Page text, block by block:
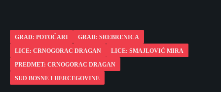
GRAD: POTOČARI
GRAD: SREBRENICA
LICE: CRNOGORAC DRAGAN
LICE: SMAJLOVIĆ MIRA
PREDMET: CRNOGORAC DRAGAN
SUD BOSNE I HERCEGOVINE